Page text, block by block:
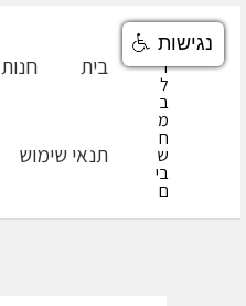
דילוג
בית חנות
תנאי שימוש
נגישות